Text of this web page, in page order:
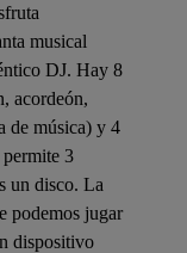
musical
DJ. Hay 8
acordeón,
de música) y 4
3
un disco. La
podemos jugar
dispositivo